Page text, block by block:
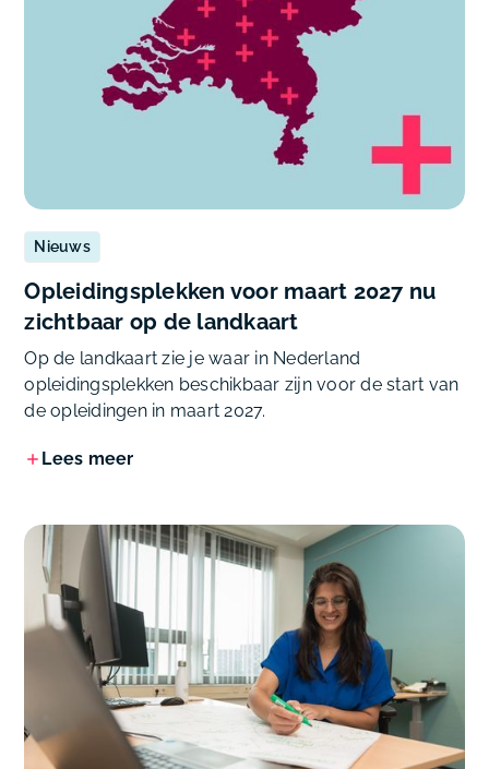
Nieuws
Opleidingsplekken voor maart 2027 nu
zichtbaar op de landkaart
Op de landkaart zie je waar in Nederland
opleidingsplekken beschikbaar zijn voor de start van
de opleidingen in maart 2027.
Lees meer